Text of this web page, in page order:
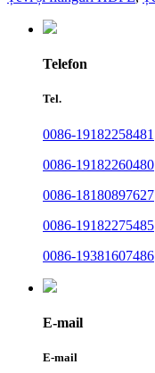
Telefon
Tel.
0086-19182258481
0086-19182260480
0086-18180897627
0086-19182275485
0086-19381607486
E-mail
E-mail